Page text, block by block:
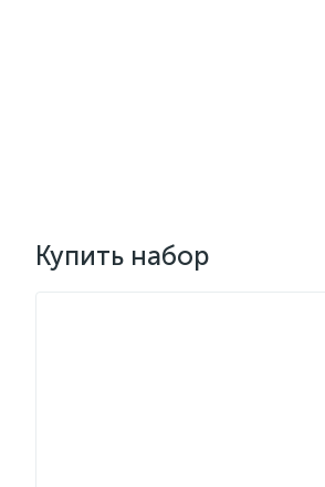
Купить набор